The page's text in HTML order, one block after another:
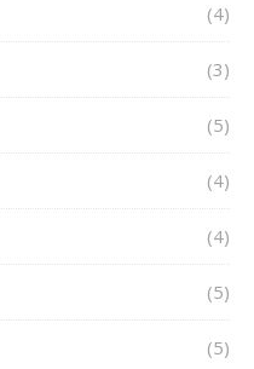
(4)
(3)
(5)
(4)
(4)
(5)
(5)